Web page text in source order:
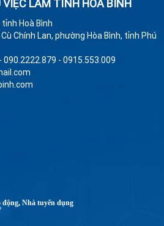
VIỆC LÀM TỈNH HÒA BÌNH
Hoà Bình
Chính Lan, phường Hòa Bình, tỉnh Phú
- 0915.553.009
Nhà tuyển dụng